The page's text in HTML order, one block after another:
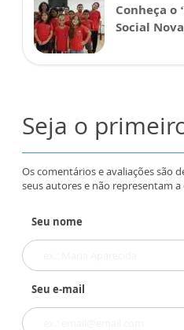
Conheça o
Social
Seja o
Os comentários e avaliações são
seus autores e não representam
Seu nome
Seu e-mail